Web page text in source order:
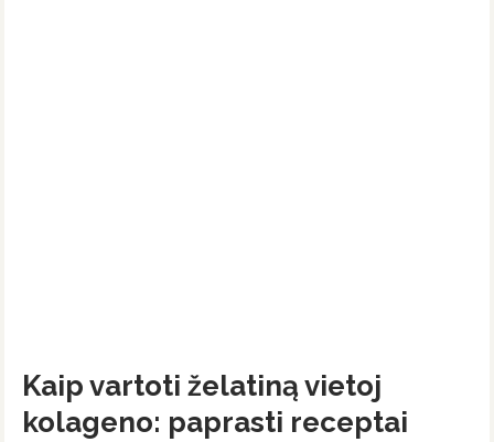
Kaip vartoti želatiną vietoj
kolageno: paprasti receptai